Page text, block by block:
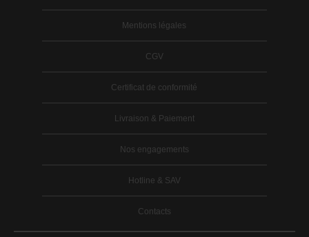
Mentions légales
CGV
Certificat de conformité
Livraison & Paiement
Nos engagements
Hotline & SAV
Contacts